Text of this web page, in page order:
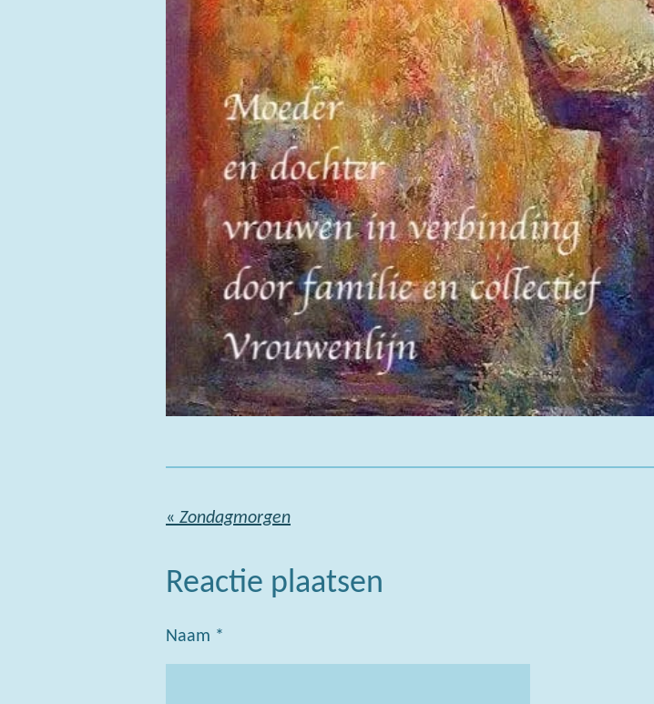
« Zondagmorgen
Reactie plaatsen
Naam *